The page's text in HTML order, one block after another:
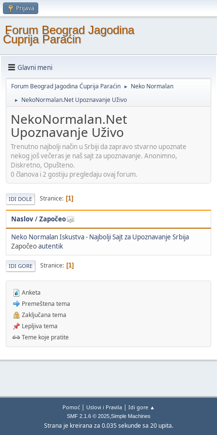
Prijava
Forum Beograd Jagodina
Ćuprija Paraćin
Glavni meni
Forum Beograd Jagodina Ćuprija Paraćin ► Neko Normalan
► NekoNormalan.Net Upoznavanje Uživo
NekoNormalan.Net
Upoznavanje Uživo
Trenutno najbolji način u Srbiji da zapravo stvarno upoznate
nekog još večeras je naš sajt za upoznavanje. Anonimno,
Diskretno, Opušteno.
0 članova i 2 gostiju pregledaju ovaj forum.
IDI DOLE Stranice 1
Naslov/Započeo
Neko Normalan Iskustva - Najbolji Sajt za Upoznavanje Srbija
Započeoautentik
IDI GORE Stranice 1
Anketa
Premeštena tema
Zaključana tema
Lepljiva tema
Teme koje pratite
Pomoć| Uslovi i Pravila| Idi gore ▲
SMF 2.1.6 © 2025,Simple Machines
Strana je kreirana za 0.035 sekunde sa 20 upita.